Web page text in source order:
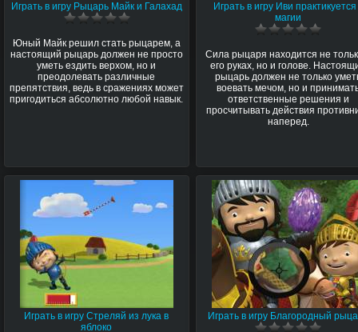
Играть в игру Рыцарь Майк и Галахад
Юный Майк решил стать рыцарем, а
настоящий рыцарь должен не просто
уметь ездить верхом, но и
преодолевать различные
препятствия, ведь в сражениях может
пригодиться абсолютно любой навык.
Играть в игру Иви практикуется
магии
Сила рыцаря находится не
его руках, но и голове.
рыцарь должен не только
воевать мечом, но и
ответственные решения и
просчитывать действия
наперед.
Играть в игру Стреляй из лука в
яблоко
Играть в игру Благородный